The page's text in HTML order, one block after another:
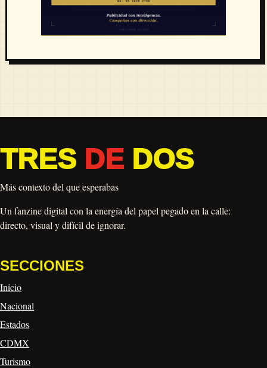
TRES DEDOS
Más contexto del que esperabas
Un fanzine digital con la energía del papel pegado en la calle:
directo, visual y difícil de ignorar.
SECCIONES
Inicio
Nacional
Estados
CDMX
Turismo